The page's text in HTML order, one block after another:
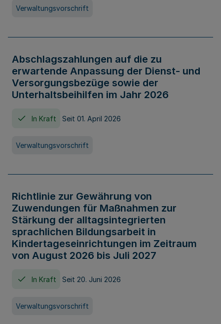
Verwaltungsvorschrift
Abschlagszahlungen auf die zu
erwartende Anpassung der Dienst- und
Versorgungsbezüge sowie der
Unterhaltsbeihilfen im Jahr 2026
In Kraft Seit 01. April 2026
Verwaltungsvorschrift
Richtlinie zur Gewährung von
Zuwendungen für Maßnahmen zur
Stärkung der alltagsintegrierten
sprachlichen Bildungsarbeit in
Kindertageseinrichtungen im Zeitraum
von August 2026 bis Juli 2027
In Kraft Seit 20. Juni 2026
Verwaltungsvorschrift